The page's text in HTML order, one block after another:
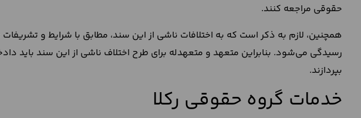
حقوقی مراجعه کنند.
همچنین، لازم به ذکر است که به اختلافات ناشی از این سند، مطابق با شرایط و تشریفات
رسیدگی می‌شود. بنابراین متعهد و متعهدله برای طرح اختلاف ناشی از این سند باید
بپردازند.
خدمات گروه حقوقی رکلا